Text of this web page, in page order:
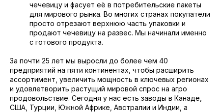
чечевицу и фасует её в потребительские пакеты
для мирового рынка. Во многих странах покупатели
просто отрезают верхнюю часть упаковки и
продают чечевицу на развес. Мы начинали именно
с готового продукта.
За почти 25 лет мы выросли до более чем 40
предприятий на пяти континентах, чтобы расширить
ассортимент, увеличить мощность в ключевых регионах
и удовлетворить растущий мировой спрос на агро
продовольствие. Сегодня у нас есть заводы в Канаде,
США, Турции, Южной Африке, Австралии и Индии, а